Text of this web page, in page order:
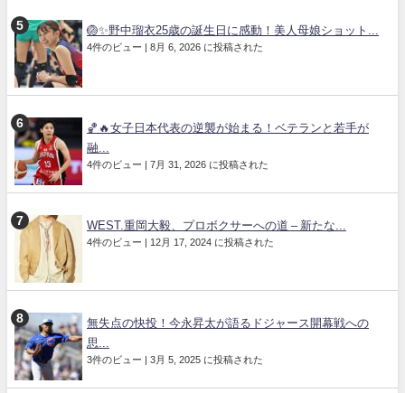
🏐✨野中瑠衣25歳の誕生日に感動！美人母娘ショット...
4件のビュー | 8月 6, 2026 に投稿された
🏀🔥女子日本代表の逆襲が始まる！ベテランと若手が
融...
4件のビュー | 7月 31, 2026 に投稿された
WEST.重岡大毅、プロボクサーへの道 – 新たな...
4件のビュー | 12月 17, 2024 に投稿された
無失点の快投！今永昇太が語るドジャース開幕戦への
思...
3件のビュー | 3月 5, 2025 に投稿された